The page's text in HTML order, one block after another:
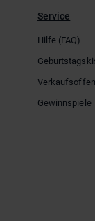
Service
Hilfe (FAQ)
Gewinnspiele